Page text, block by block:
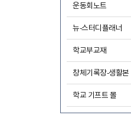
운동회노트
뉴-스터디플래너
학교부교재
창체기록장-생활본
학교 기프트 몰